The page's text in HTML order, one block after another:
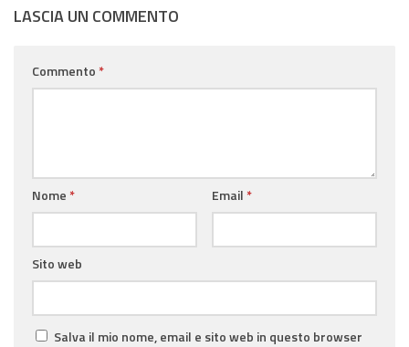
LASCIA UN COMMENTO
Commento *
Nome * Email *
Sito web
Salva il mio nome, email e sito web in questo browser